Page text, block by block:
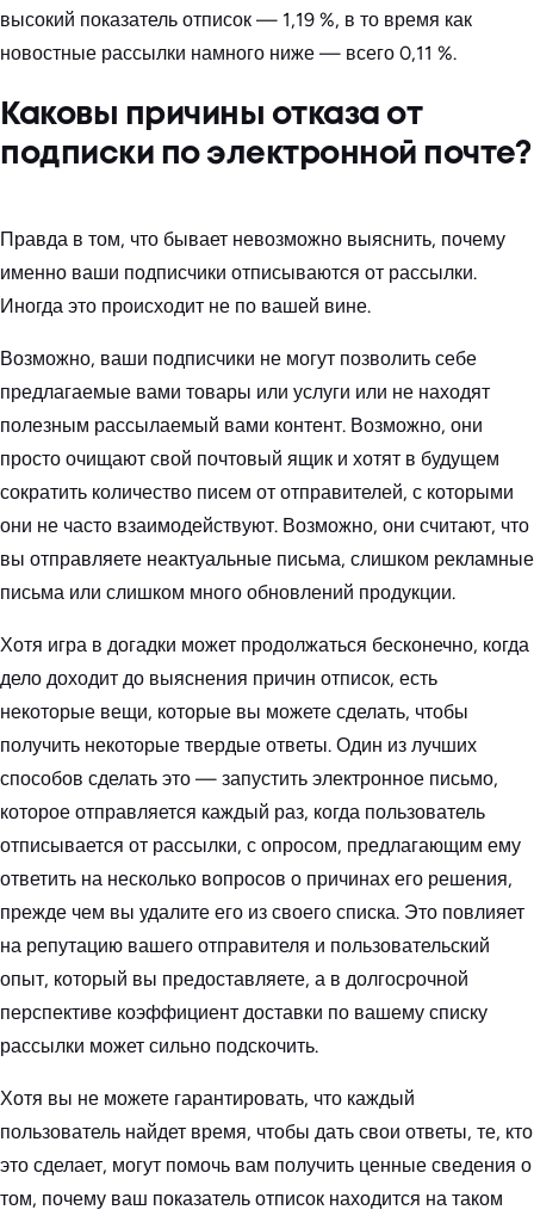
высокий показатель отписок — 1,19 %, в то время как
новостные рассылки намного ниже — всего 0,11 %.
Каковы причины отказа от
подписки по электронной почте?
Правда в том, что бывает невозможно выяснить, почему
именно ваши подписчики отписываются от рассылки.
Иногда это происходит не по вашей вине.
Возможно, ваши подписчики не могут позволить себе
предлагаемые вами товары или услуги или не находят
полезным рассылаемый вами контент. Возможно, они
просто очищают свой почтовый ящик и хотят в будущем
сократить количество писем от отправителей, с которыми
они не часто взаимодействуют. Возможно, они считают, что
вы отправляете неактуальные письма, слишком рекламные
письма или слишком много обновлений продукции.
Хотя игра в догадки может продолжаться бесконечно, когда
дело доходит до выяснения причин отписок, есть
некоторые вещи, которые вы можете сделать, чтобы
получить некоторые твердые ответы. Один из лучших
способов сделать это — запустить электронное письмо,
которое отправляется каждый раз, когда пользователь
отписывается от рассылки, с опросом, предлагающим ему
ответить на несколько вопросов о причинах его решения,
прежде чем вы удалите его из своего списка. Это повлияет
на репутацию вашего отправителя и пользовательский
опыт, который вы предоставляете, а в долгосрочной
перспективе коэффициент доставки по вашему списку
рассылки может сильно подскочить.
Хотя вы не можете гарантировать, что каждый
пользователь найдет время, чтобы дать свои ответы, те, кто
это сделает, могут помочь вам получить ценные сведения о
том, почему ваш показатель отписок находится на таком